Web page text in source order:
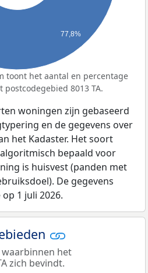
77,8%
toont het aantal en percentage
8013 TA.
woningen zijn gebaseerd
en de gegevens over
het Kadaster. Het soort
bepaald voor
is huisvest (panden met
De gegevens
1 juli 2026.
het
zich bevindt.